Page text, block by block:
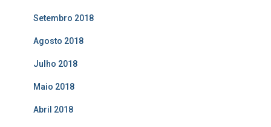
Setembro 2018
Agosto 2018
Julho 2018
Maio 2018
Abril 2018